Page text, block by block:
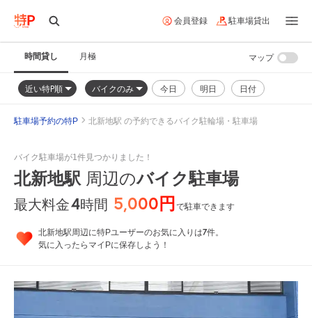
会員登録 駐車場貸出
時間貸し 月極
近い特P順 バイクのみ 今日 明日 日付
マップ
駐車場予約の特P 北新地駅 の予約できるバイク駐輪場・駐車場
バイク駐車場が1件見つかりました！
北新地駅 周辺のバイク駐車場
最大料金4時間 5,000円で駐車できます
北新地駅周辺に特Pユーザーのお気に入りは7件。
気に入ったらマイPに保存しよう！